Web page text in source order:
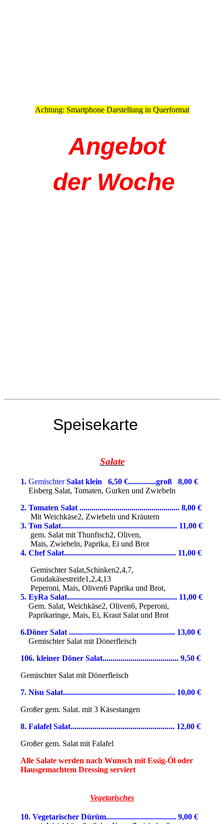
Achtung: Smartphone Darstellung in Querformat
Angebot
der Woche
Speisekarte
Salate
1. GemischterSalat klein 6,50 €..............groß 8,00 €
Eisberg Salat, Tomaten, Gurken und Zwiebeln
2. Tomaten Salat .................................................. 8,00 €
Mit Weichkäse2, Zwiebeln und Kräutern
3. Ton Salat.......................................................... 11,00 €
gem. Salat mit Thunfisch2, Oliven,
Mais, Zwiebeln, Paprika, Ei und Brot
4. Chef Salat........................................................ 11,00 €
Gemischter Salat,Schinken2,4,7,
Goudakäsestreife1,2,4,13
Peperoni, Mais, Oliven6 Paprika und Brot,
5. EyRa Salat....................................................... 11,00 €
Gem. Salat, Weichkäse2, Oliven6, Peperoni,
Paprikaringe, Mais, Ei, Kraut Salat und Brot
6.Döner Salat ..................................................... 13,00 €
Gemischter Salat mit Dönerfleisch
106. kleiner Döner Salat...................................... 9,50 €
Gemischter Salat mit Dönerfleisch
7. Nisu Salat........................................................ 10,00 €
Großer gem. Salat. mit 3 Käsestangen
8. Falafel Salat.................................................... 12,00 €
Großer gem. Salatmit Falafel
Alle Salate werden nach Wunsch mit Essig-Öl oder
Hausgemachtem Dressing serviert
Vegetarisches
10. Vegetarischer Dürüm................................... 9,00 €